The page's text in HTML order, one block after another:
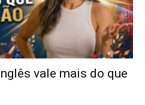
vale mais do que